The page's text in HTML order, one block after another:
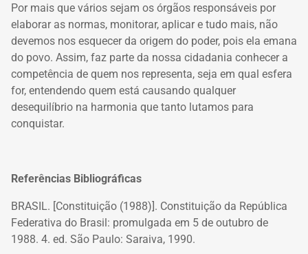
Por mais que vários sejam os órgãos responsáveis por
elaborar as normas, monitorar, aplicar e tudo mais, não
devemos nos esquecer da origem do poder, pois ela emana
do povo. Assim, faz parte da nossa cidadania conhecer a
competência de quem nos representa, seja em qual esfera
for, entendendo quem está causando qualquer
desequilíbrio na harmonia que tanto lutamos para
conquistar.
Referências Bibliográficas
BRASIL. [Constituição (1988)]. Constituição da República
Federativa do Brasil: promulgada em 5 de outubro de
1988. 4. ed. São Paulo: Saraiva, 1990.